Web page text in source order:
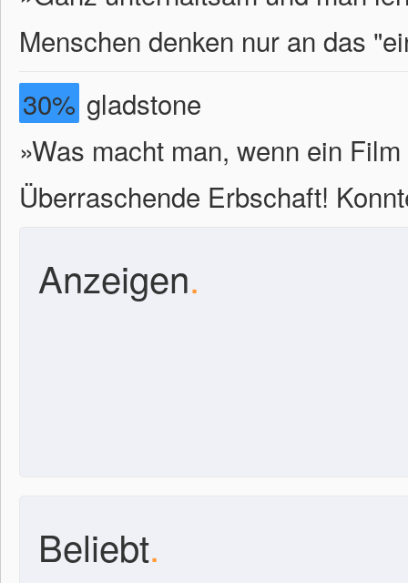
Menschen denken nur an das
30% gladstone
»Was macht man, wenn ein
Überraschende Erbschaft!
Anzeigen.
Beliebt.